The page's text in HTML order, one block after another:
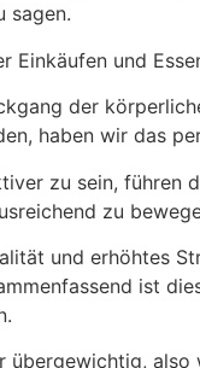
sagen.
Einkäufen und
der
haben wir das
zu sein, führen
zu
und erhöhtes
ist
übergewichtig,